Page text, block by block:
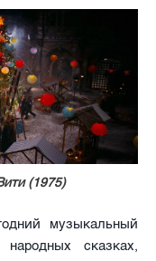
(1975)
музыкальный
сказках,